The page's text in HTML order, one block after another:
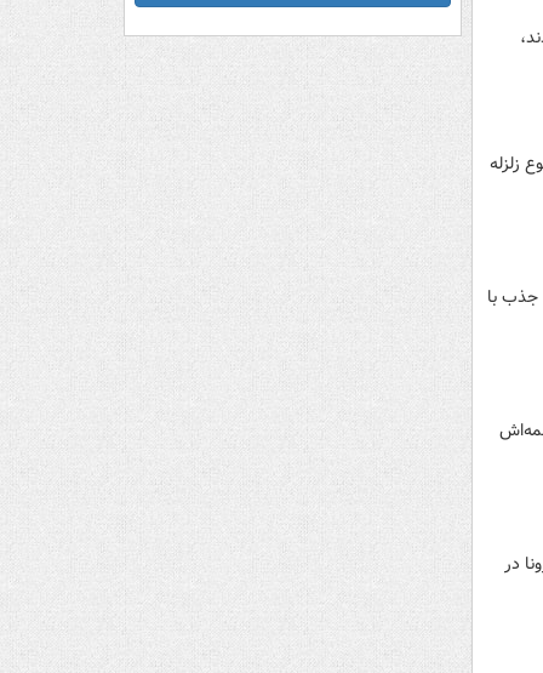
زلزله
۳۵ امتیاز از ۱۰۰ امتیاز اولویت جذب با
کرونا در